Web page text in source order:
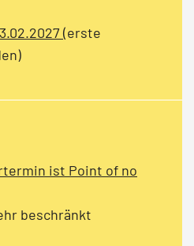
(erste
ist Point of no
beschränkt